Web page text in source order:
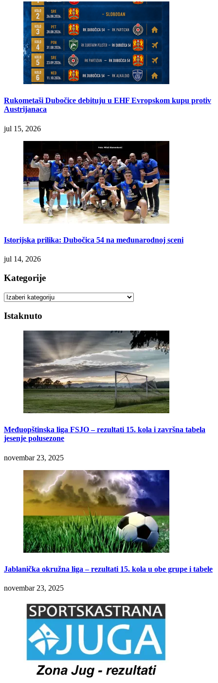
Rukometaši Dubočice debituju u EHF Evropskom kupu protiv
Austrijanaca
jul 15, 2026
Istorijska prilika: Dubočica 54 na međunarodnoj sceni
jul 14, 2026
Kategorije
Kategorije
Istaknuto
Međuopštinska liga FSJO – rezultati 15. kola i završna tabela
jesenje polusezone
novembar 23, 2025
Jablanička okružna liga – rezultati 15. kola u obe grupe i tabele
novembar 23, 2025